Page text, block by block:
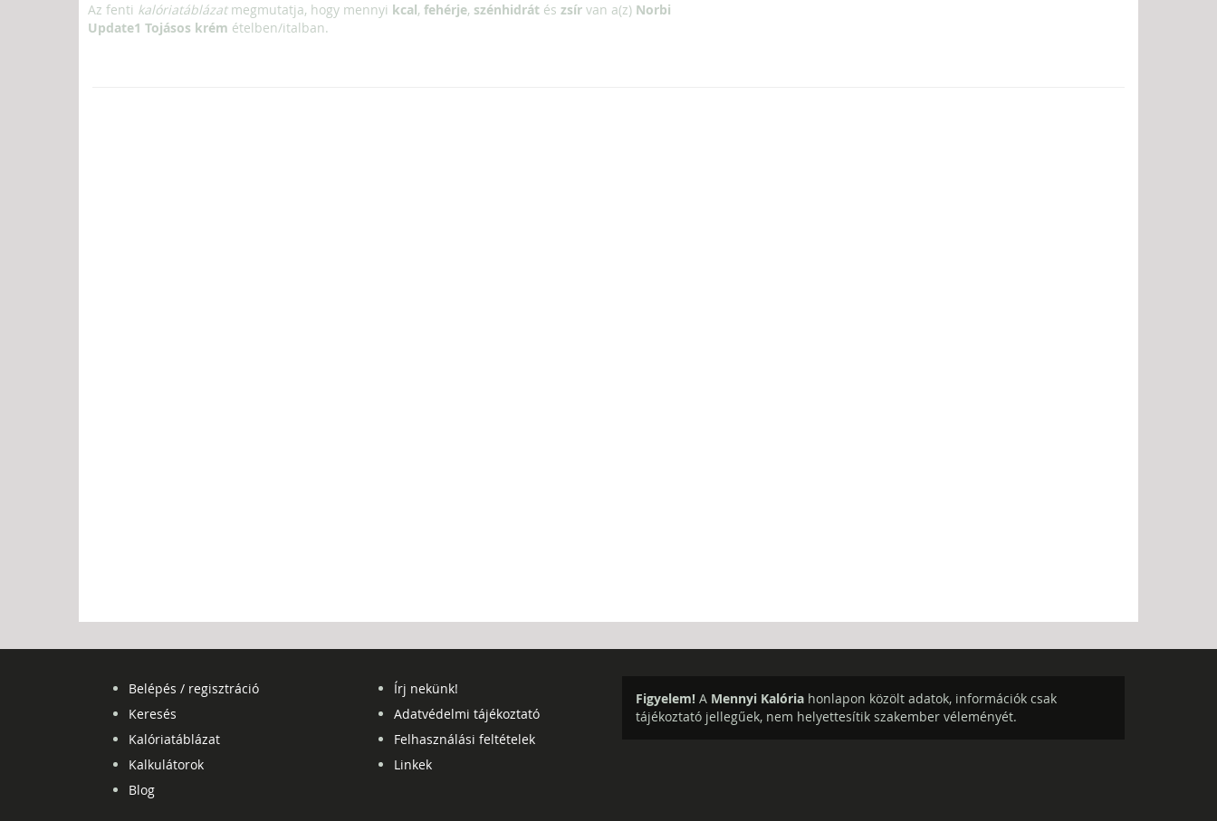
Az fenti kalóriatáblázatmegmutatja, hogy mennyi kcal, fehérje, szénhidrát és zsír van a(z) Norbi
Update1 Tojásos krém ételben/italban.
Belépés / regisztráció
Keresés
Kalóriatáblázat
Kalkulátorok
Blog
Írj nekünk!
Adatvédelmi tájékoztató
Felhasználási feltételek
Linkek
Figyelem! A Mennyi Kalória honlapon közölt adatok, információk csak
tájékoztató jellegűek, nem helyettesítik szakember véleményét.